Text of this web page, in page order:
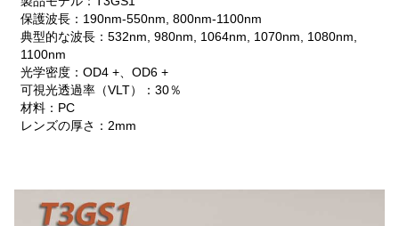
保護波長：190nm-550nm, 800nm-1100nm
典型的な波長：532nm, 980nm, 1064nm, 1070nm, 1080nm,
1100nm
光学密度：OD4 +、OD6 +
可視光透過率（VLT）：30％
材料：PC
レンズの厚さ：2mm